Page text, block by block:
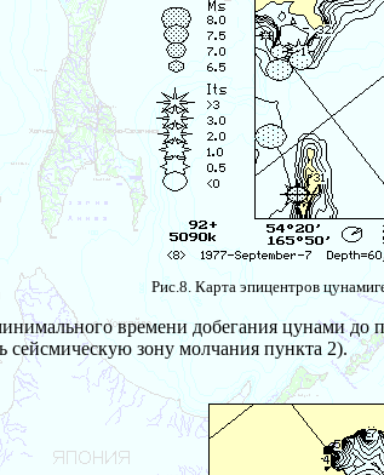
Рис.8. Карта эпицентров
времени добегания цунами до
сейсмическую зону молчания пункта 2).